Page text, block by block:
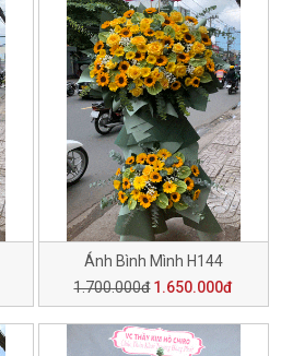
Ánh Bình Mình H144
1.700.000đ 1.650.000đ